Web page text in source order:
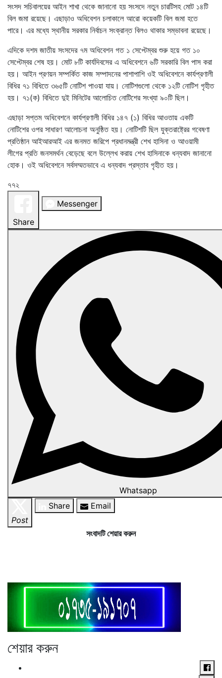
সংসদ সচিবালয়ের আইন শাখা থেকে জানানো হয় সংসদে নতুন চারটিসহ মোট ১৪টি
বিল জমা রয়েছে। এছাড়াও অধিবেশন চলাকালে আরো কয়েকটি বিল জমা হতে
পারে। এর মধ্যে স্থানীয় সরকার নির্বাচন সংক্রান্ত বিলও থাকার সম্ভাবনা রয়েছে।
এদিকে দশম জাতীয় সংসদের ৭ম অধিবেশন গত ১ সেপ্টেম্বর শুরু হয়ে গত ১০
সেপ্টেম্বর শেষ হয়। মোট ৮টি কার্যদিবসের এ অধিবেশনে ৬টি সরকারি বিল পাস করা
হয়। আইন প্রণয়ন সম্পর্কিত কাজ সম্পাদনের পাশাপাশি ওই অধিবেশনে কার্যপ্রণালী
বিধির ৭১ বিধিতে ৩৬৫টি নোটিশ পাওয়া যায়। নোটিশগুলো থেকে ১২টি নোটিশ গৃহীত
হয়। ৭১(ক) বিধিতে দুই মিনিটের আলোচিত নোটিশের সংখ্যা ৯০টি ছিল।
এছাড়া সপ্তম অধিবেশনে কার্যপ্রণালী বিধির ১৪৭ (১) বিধির আওতায় একটি
নোটিশের ওপর সাধারণ আলোচনা অনুষ্ঠিত হয়। নোটিশটি ছিল যুক্তরাষ্ট্রের গবেষণা
প্রতিষ্ঠান আইআরআই এর জনমত জরিপে প্রধানমন্ত্রী শেখ হাসিনা ও আওয়ামী
লীগের প্রতি জনসমর্থন বেড়েছে বলে উল্লেখ করায় শেখ হাসিনাকে ধন্যবাদ জানানো
হোক। ওই অধিবেশনে সর্বসম্মতভাবে এ ধন্যবাদ প্রস্তাব গৃহীত হয়।
৭৭২
Share
Messenger
Whatsapp
Post
Share Email
সংবাদটি শেয়ার করুন
শেয়ার করুন